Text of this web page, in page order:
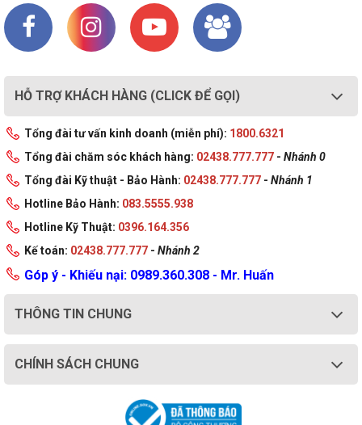
HỖ TRỢ KHÁCH HÀNG (CLICK ĐỂ GỌI)
Tổng đài tư vấn kinh doanh (miễn phí): 1800.6321
Tổng đài chăm sóc khách hàng: 02438.777.777 - Nhánh 0
Tổng đài Kỹ thuật - Bảo Hành: 02438.777.777 - Nhánh 1
Hotline Bảo Hành: 083.5555.938
Hotline Kỹ Thuật: 0396.164.356
Kế toán: 02438.777.777 - Nhánh 2
Góp ý - Khiếu nại: 0989.360.308 - Mr. Huấn
THÔNG TIN CHUNG
CHÍNH SÁCH CHUNG